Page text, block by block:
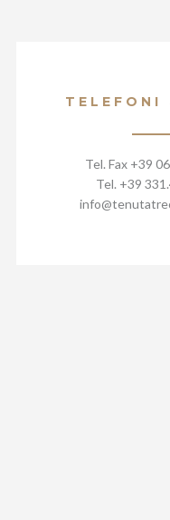
TELEFONI
Tel. Fax +39
Tel. +39